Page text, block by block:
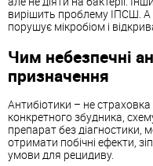
вирішить проблему ІПСШ. А
порушує мікробіом і
Чим небезпечні
призначення
Антибіотики – не страховка
конкретного збудника,
препарат без діагностики,
отримати побічні ефекти,
умови для рецидиву.